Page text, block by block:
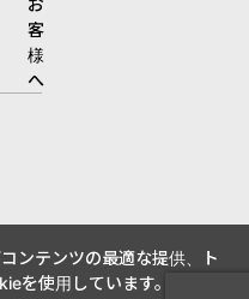
お
客
様
へ
ンテンツの最適な提供、ト
を使用しています。